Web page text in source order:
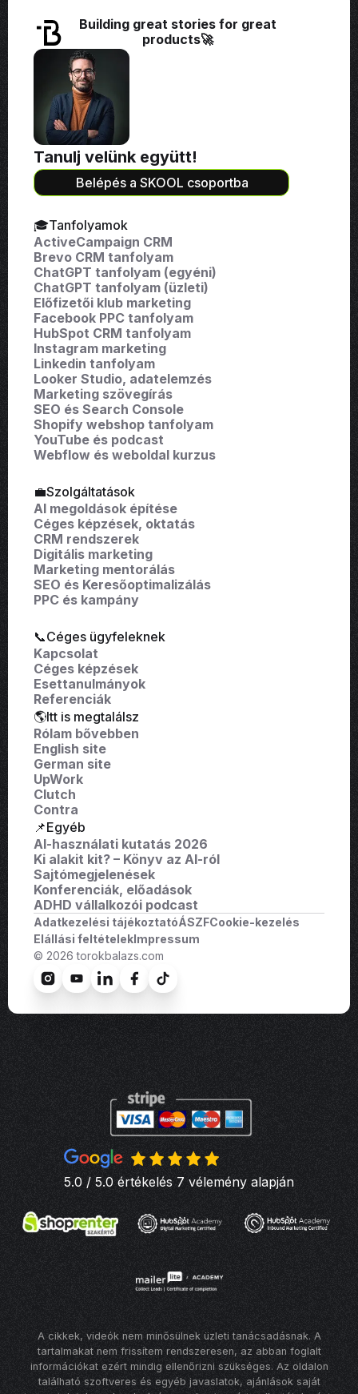
Building great stories for great
products🚀
Tanulj velünk együtt!
Belépés a SKOOL csoportba
🎓Tanfolyamok
ActiveCampaign CRM
Brevo CRM tanfolyam
ChatGPT tanfolyam (egyéni)
ChatGPT tanfolyam (üzleti)
Előfizetői klub marketing
Facebook PPC tanfolyam
HubSpot CRM tanfolyam
Instagram marketing
Linkedin tanfolyam
Looker Studio, adatelemzés
Marketing szövegírás
SEO és Search Console
Shopify webshop tanfolyam
YouTube és podcast
Webflow és weboldal kurzus
💼Szolgáltatások
AI megoldások építése
Céges képzések, oktatás
CRM rendszerek
Digitális marketing
Marketing mentorálás
SEO és Keresőoptimalizálás
PPC és kampány
📞Céges ügyfeleknek
Kapcsolat
Céges képzések
Esettanulmányok
Referenciák
🌎Itt is megtalálsz
Rólam bővebben
English site
German site
UpWork
Clutch
Contra
📌Egyéb
AI-használati kutatás 2026
Ki alakit kit? – Könyv az AI-ról
Sajtómegjelenések
Konferenciák, előadások
ADHD vállalkozói podcast
Adatkezelési tájékoztatóÁSZFCookie-kezelés
Elállási feltételekImpressum
© 2026 torokbalazs.com
5.0 / 5.0 értékelés 7 vélemény alapján
A cikkek, videók nem minősülnek üzleti tanácsadásnak. A
tartalmakat nem frissítem rendszeresen, az abban foglalt
információkat ezért mindig ellenőrizni szükséges. Az oldalon
található szoftveres és egyéb javaslatok, ajánlások saját